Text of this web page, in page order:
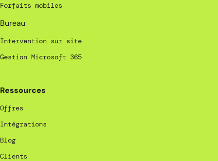
Forfaits mobiles
Bureau
Intervention sur site
Gestion Microsoft 365
Ressources
Offres
Intégrations
Blog
Clients